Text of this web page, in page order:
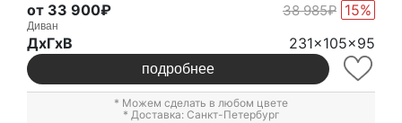
от 33 900₽ 38 985₽ 15%
Диван
ДxГxВ 231x105x95
подробнее
* Можем сделать в любом цвете
* Доставка: Санкт-Петербург